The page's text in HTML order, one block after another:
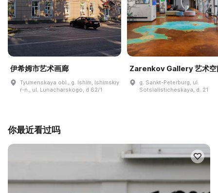
伊希姆市艺术画廊
Tyumenskaya obl., g. Ishim, Ishimskiy
r-n., ul. Lunacharskogo, d 62/1
Zarenkov Gallery 艺术空
g. Sankt-Peterburg, ul.
Sotsialisticheskaya, d. 21
你最近看过吗